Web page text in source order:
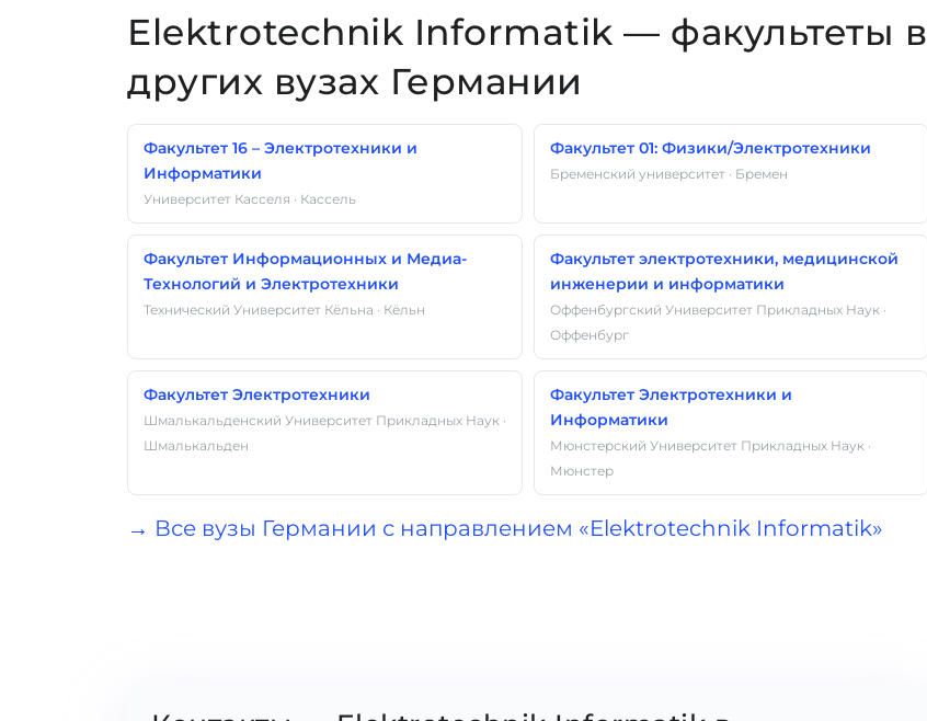
Elektrotechnik Informatik — факультеты в
других вузах Германии
Факультет 16 – Электротехники и
Информатики
Университет Касселя · Кассель
Факультет 01: Физики/Электротехники
Бременский университет · Бремен
Факультет Информационных и Медиа-
Технологий и Электротехники
Технический Университет Кёльна · Кёльн
Факультет электротехники, медицинской
инженерии и информатики
Оффенбургский Университет Прикладных Наук ·
Оффенбург
Факультет Электротехники
Шмалькальденский Университет Прикладных Наук ·
Шмалькальден
Факультет Электротехники и
Информатики
Мюнстерский Университет Прикладных Наук ·
Мюнстер
→ Все вузы Германии с направлением «Elektrotechnik Informatik»